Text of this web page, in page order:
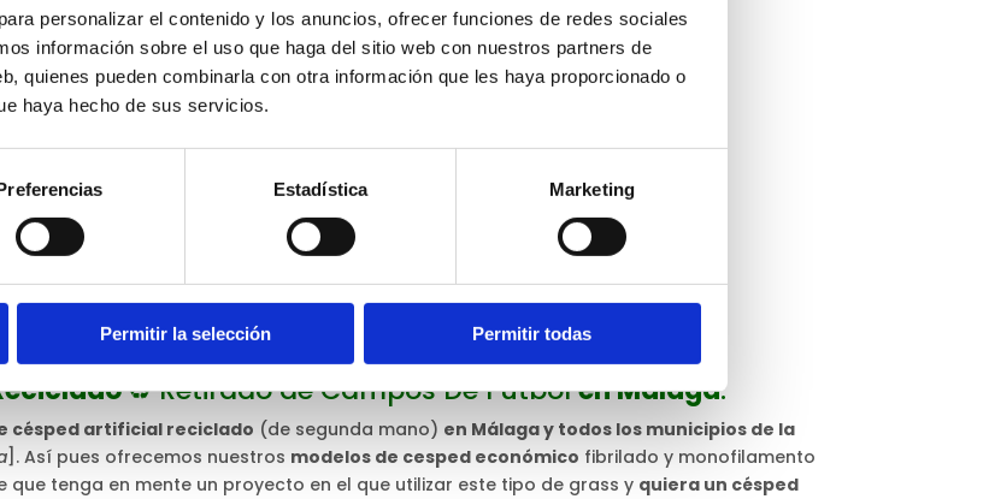
personalizar el contenido y los anuncios, ofrecer funciones de redes sociales
información sobre el uso que haga del sitio web con nuestros partners de
quienes pueden combinarla con otra información que les haya proporcionado o
haya hecho de sus servicios.
Estadística Marketing
Permitir la selección Permitir todas
♻️ Retirado de Campos De Fútbolen Malaga.
césped artificial reciclado (de segunda mano) en Málaga y todos los municipios de la
]. Así pues ofrecemos nuestros modelos de cesped económico fibrilado y monofilamento
que tenga en mente un proyecto en el que utilizar este tipo de grass y quiera un césped